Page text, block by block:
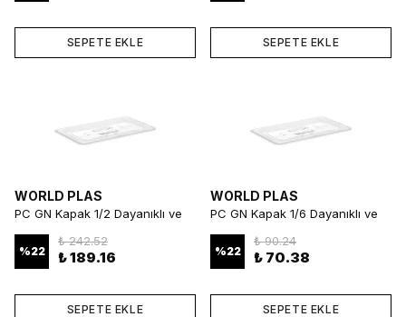
SEPETE EKLE SEPETE EKLE
WORLD PLAS
PC GN Kapak 1/2 Dayanıklı ve
%22
₺ 242.52
₺ 189.16
SEPETE EKLE
WORLD PLAS
PC GN Kapak 1/6 Dayanıklı ve
%22
₺ 90.24
₺ 70.38
SEPETE EKLE